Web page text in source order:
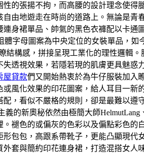
的張揚不拘，而高腰的設計理念使
由地遊走在時尚的道路上。無論是
連身裙單品、帥氣的黑色衣褲配以卡
體字母圖案為中央定位的女裝單品，
結構感，拼接呈現工業化的理性邏輯
透視效果，若隱若現的肌膚更具魅
屋貸款們又開始熱衷於為牛仔服裝加入
風化效果的印花圖案，給人耳目一
，看似不嚴格的規則，卻是最難以
義的新奧秘依然由極簡大師
褪色的或偏灰的色彩以及偏點彩色
包包，高跟系帶靴子，更能凸顯現
套與簡約印花連身裙，打造混搭女